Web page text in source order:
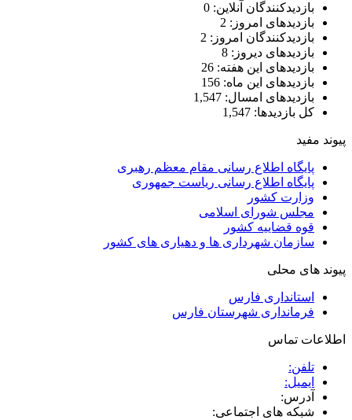
بازدیدکنندگان آنلاین:0
بازدیدهای امروز:2
بازدیدکنندگان امروز:2
بازدیدهای دیروز:8
بازدیدهای این هفته:26
بازدیدهای این ماه:156
بازدیدهای امسال: 1,547
کل بازدیدها:1,547
مفید
پایگاه اطلاع رسانی مقام معظم رهبری
پایگاه اطلاع رسانی ریاست جمهوری
وزارت کشور
مجلس شورای اسلامی
قوه قضاییه کشور
سازمان شهرداری ها و دهیاری های کشور
های محلی
استانداری فارس
فرمانداری شهرستان فارس
تماس
تلفن:
ایمیل:
آدرس:
شبکه های اجتماعی: